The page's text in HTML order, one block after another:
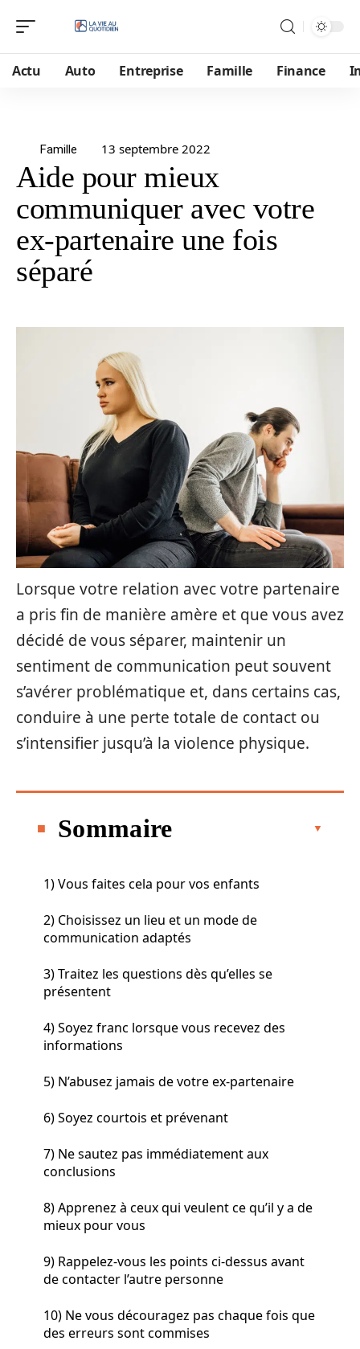
Actu Auto Entreprise Famille Finance
Famille 13 septembre 2022
Aide pour mieux
communiquer avec votre
ex-partenaire une fois
séparé
Lorsque votre relation avec votre partenaire
a pris fin de manière amère et que vous avez
décidé de vous séparer, maintenir un
sentiment de communication peut souvent
s’avérer problématique et, dans certains cas,
conduire à une perte totale de contact ou
s’intensifier jusqu’à la violence physique.
Sommaire
1) Vous faites cela pour vos enfants
2) Choisissez un lieu et un mode de
communication adaptés
3) Traitez les questions dès qu’elles se
présentent
4) Soyez franc lorsque vous recevez des
informations
5) N’abusez jamais de votre ex-partenaire
6) Soyez courtois et prévenant
7) Ne sautez pas immédiatement aux
conclusions
8) Apprenez à ceux qui veulent ce qu’il y a de
mieux pour vous
9) Rappelez-vous les points ci-dessus avant
de contacter l’autre personne
10) Ne vous découragez pas chaque fois que
des erreurs sont commises